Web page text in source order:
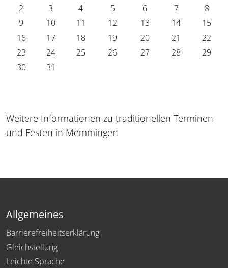
2
3 4 5 6 7
8
9
10 11 12 13 14
15
16
17 18 19 20 21
22
23
24 25 26 27 28
29
30
31
Weitere Informationen zu traditionellen Terminen
und Festen in Memmingen
Allgemeines
Barrierefreiheitserklärung
Gleichstellung
Leichte Sprache